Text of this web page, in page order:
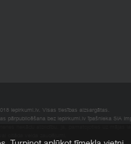
Iepirkumi.lv. Visas tiesības aizsargātas.
pārpublicēšana bez iepirkumi.lv īpašnieka SIA